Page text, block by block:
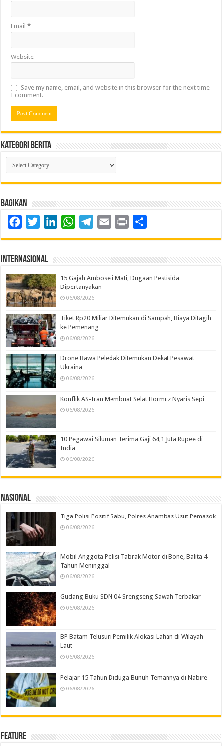
Email*
Website
Save my name, email, and website in this browser for the next time
I comment.
Kategori Berita
Kategori
Berita
Bagikan
FacebookTwitterLinkedInWhatsAppTelegram
Email Print
Internasional
15 Gajah Amboseli Mati, Dugaan Pestisida
Dipertanyakan
06/08/2026
Tiket Rp20 Miliar Ditemukan di Sampah, Biaya Ditagih
ke Pemenang
06/08/2026
Drone Bawa Peledak Ditemukan Dekat Pesawat
Ukraina
06/08/2026
Konflik AS-Iran Membuat Selat Hormuz Nyaris Sepi
06/08/2026
10 Pegawai Siluman Terima Gaji 64,1 Juta Rupee di
India
06/08/2026
Nasional
Tiga Polisi Positif Sabu, Polres Anambas Usut Pemasok
06/08/2026
Mobil Anggota Polisi Tabrak Motor di Bone, Balita 4
Tahun Meninggal
06/08/2026
Gudang Buku SDN 04 Srengseng Sawah Terbakar
06/08/2026
BP Batam Telusuri Pemilik Alokasi Lahan di Wilayah
Laut
06/08/2026
Pelajar 15 Tahun Diduga Bunuh Temannya di Nabire
06/08/2026
Feature